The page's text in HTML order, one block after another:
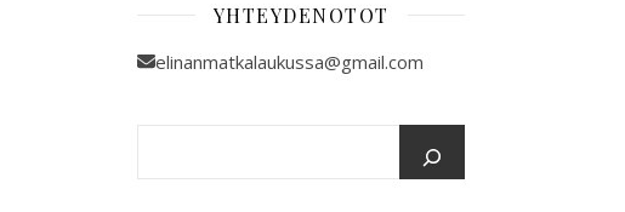
YHTEYDENOTOT
elinanmatkalaukussa@gmail.com